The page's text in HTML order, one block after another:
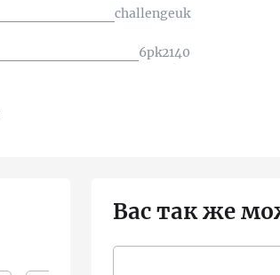
challengeuk
6pk2140
Вас так же